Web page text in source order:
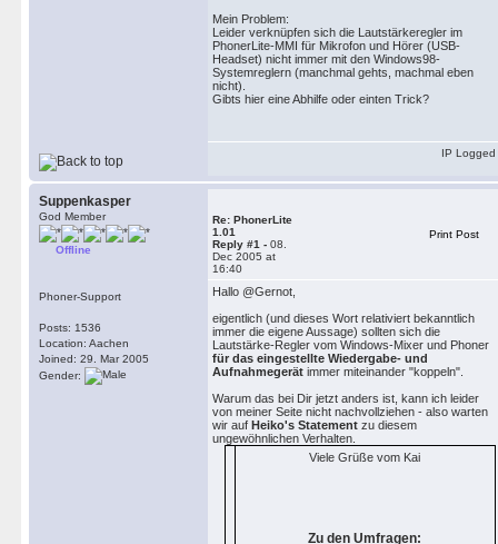
Mein Problem:
Leider verknüpfen sich die Lautstärkeregler im
PhonerLite-MMI für Mikrofon und Hörer (USB-
Headset) nicht immer mit den Windows98-
Systemreglern (manchmal gehts, machmal eben
nicht).
Gibts hier eine Abhilfe oder einten Trick?
IP Logged
Suppenkasper
God Member
Offline
Phoner-Support
Posts: 1536
Location: Aachen
Joined: 29. Mar 2005
Gender:
Re: PhonerLite
1.01
Reply #1 - 08.
Dec 2005 at
16:40
Print Post
Hallo @Gernot,
eigentlich (und dieses Wort relativiert bekanntlich
immer die eigene Aussage) sollten sich die
Lautstärke-Regler vom Windows-Mixer und Phoner
für das eingestellte Wiedergabe- und
Aufnahmegerät immer miteinander "koppeln".
Warum das bei Dir jetzt anders ist, kann ich leider
von meiner Seite nicht nachvollziehen - also warten
wir auf Heiko's Statement zu diesem
ungewöhnlichen Verhalten.
Viele Grüße vom Kai
Zu den Umfragen: